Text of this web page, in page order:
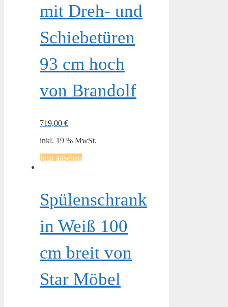
mit Dreh- und
Schiebetüren
93 cm hoch
von Brandolf
719,00 €
inkl. 19 % MwSt.
Jetzt ansehen
Spülenschrank
in Weiß 100
cm breit von
Star Möbel